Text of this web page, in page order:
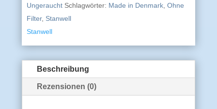
Ungeraucht Schlagwörter: Made in Denmark, Ohne
Filter, Stanwell
Stanwell
Beschreibung
Rezensionen (0)